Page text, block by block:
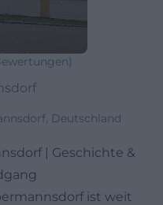
)
Deutschland
| Geschichte &
ist weit